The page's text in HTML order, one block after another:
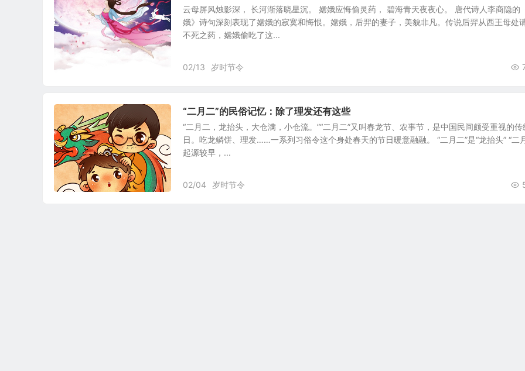
云母屏风烛影深， 长河渐落晓星沉。 嫦娥应悔偷灵药， 碧海青天夜夜心。 唐代诗人李商隐的
娥》诗句深刻表现了嫦娥的寂寞和悔恨。嫦娥，后羿的妻子，美貌非凡。传说后羿从西王母处
不死之药，嫦娥偷吃了这...
02/13 岁时节令
“二月二”的民俗记忆：除了理发还有这些
“二月二，龙抬头，大仓满，小仓流。”“二月二”又叫春龙节、农事节，是中国民间颇受重视的传
日。吃龙鳞饼、理发……一系列习俗令这个身处春天的节日暖意融融。 “二月二”是“龙抬头” “二
起源较早，...
02/04 岁时节令